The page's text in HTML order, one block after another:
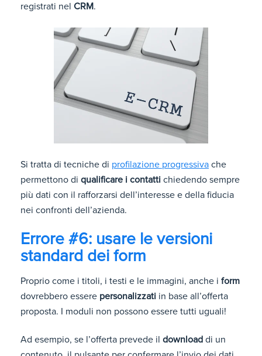
registrati nel CRM.
Si tratta di tecniche di profilazione progressiva che
permettono di qualificare i contatti chiedendo sempre
più dati con il rafforzarsi dell’interesse e della fiducia
nei confronti dell’azienda.
Errore #6: usare le versioni
standard dei form
Proprio come i titoli, i testi e le immagini, anche i form
dovrebbero essere personalizzati in base all’offerta
proposta. I moduli non possono essere tutti uguali!
Ad esempio, se l’offerta prevede il download di un